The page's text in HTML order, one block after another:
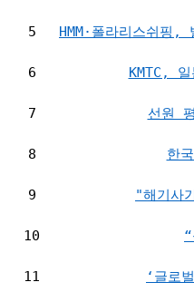
5 HMM·폴라리스쉬
6 KMTC,
7 선원
8 한
9 "해기사
10
11 ‘글로